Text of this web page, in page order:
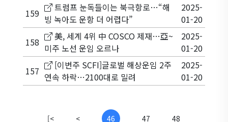
159
트럼프 눈독들이는 북극항로…“해
빙 녹아도 운항 더 어렵다”
2025-
01-20
158
美, 세계 4위 中 COSCO 제재…亞~
미주 노선 운임 오르나
2025-
01-20
157
[이번주 SCFI]글로벌 해상운임 2주
연속 하락…2100대로 밀려
2025-
01-20
[< < 46 47 48